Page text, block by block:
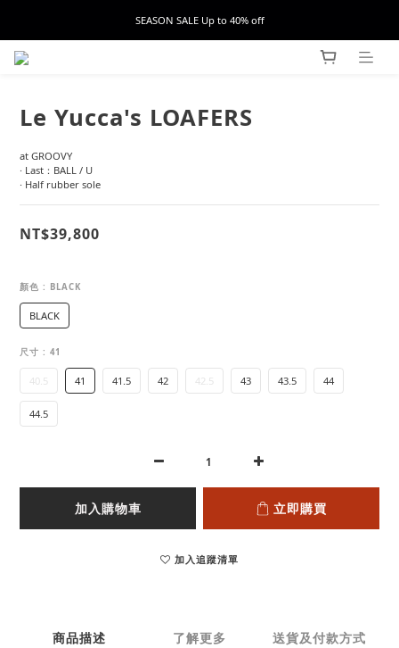
SEASON SALE Up to 40% off
Le Yucca's LOAFERS
at GROOVY
· Last：BALL / U
· Half rubber sole
NT$39,800
顏色 : BLACK
BLACK
尺寸 : 41
40.5 41 41.5 42 42.5 43 43.5 44
44.5
加入購物車 立即購買
加入追蹤清單
商品描述 了解更多 送貨及付款方式